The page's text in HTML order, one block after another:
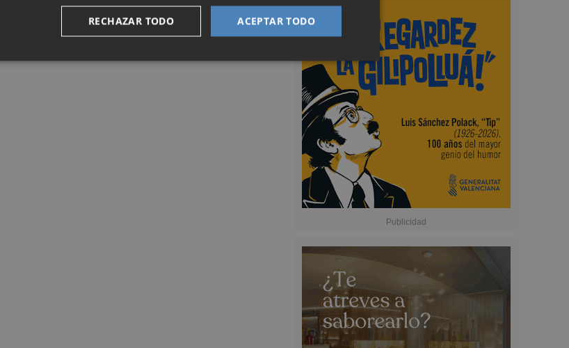
ACEPTAR TODO
RECHAZAR TODO